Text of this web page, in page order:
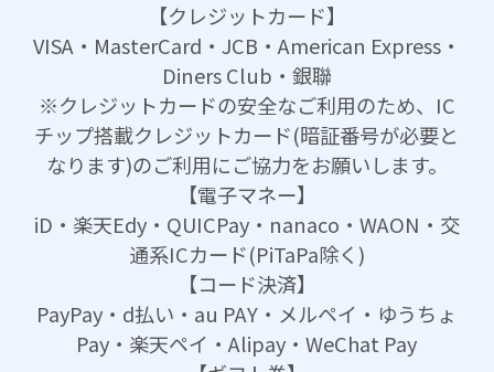
【クレジットカード】
VISA・MasterCard・JCB・American Express・
Diners Club・銀聯
※クレジットカードの安全なご利用のため、IC
チップ搭載クレジットカード(暗証番号が必要と
なります)のご利用にご協力をお願いします。
【電子マネー】
iD・楽天Edy・QUICPay・nanaco・WAON・交
通系ICカード(PiTaPa除く)
【コード決済】
PayPay・d払い・au PAY・メルペイ・ゆうちょ
Pay・楽天ペイ・Alipay・WeChat Pay